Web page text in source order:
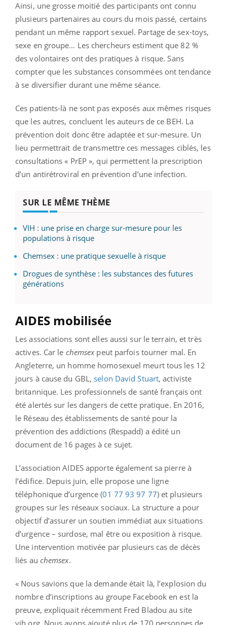
Ainsi, une grosse moitié des participants ont connu
plusieurs partenaires au cours du mois passé, certains
pendant un même rapport sexuel. Partage de sex-toys,
sexe en groupe… Les chercheurs estiment que 82 %
des volontaires ont des pratiques à risque. Sans
compter que les substances consommées ont tendance
à se diversifier durant une même séance.
Ces patients-là ne sont pas exposés aux mêmes risques
que les autres, concluent les auteurs de ce BEH. La
prévention doit donc être adaptée et sur-mesure. Un
lieu permettrait de transmettre ces messages ciblés, les
consultations « PrEP », qui permettent la prescription
d’un antirétroviral en prévention d’une infection.
SUR LE MÊME THÈME
VIH : une prise en charge sur-mesure pour les
populations à risque
Chemsex : une pratique sexuelle à risque
Drogues de synthèse : les substances des futures
générations
AIDES mobilisée
Les associations sont elles aussi sur le terrain, et très
actives. Car le chemsex peut parfois tourner mal. En
Angleterre, un homme homosexuel meurt tous les 12
jours à cause du GBL,selon David Stuart, activiste
britannique. Les professionnels de santé français ont
été alertés sur les dangers de cette pratique. En 2016,
le Réseau des établissements de santé pour la
prévention des addictions (Respadd) a édité un
document de 16 pages à ce sujet.
L’association AIDES apporte également sa pierre à
l’édifice. Depuis juin, elle propose une ligne
téléphonique d’urgence (01 77 93 97 77) et plusieurs
groupes sur les réseaux sociaux. La structure a pour
objectif d’assurer un soutien immédiat aux situations
d’urgence – surdose, mal être ou exposition à risque.
Une intervention motivée par plusieurs cas de décès
liés au chemsex.
« Nous savions que la demande était là, l’explosion du
nombre d’inscriptions au groupe Facebook en est la
preuve, expliquait récemment Fred Bladou au site